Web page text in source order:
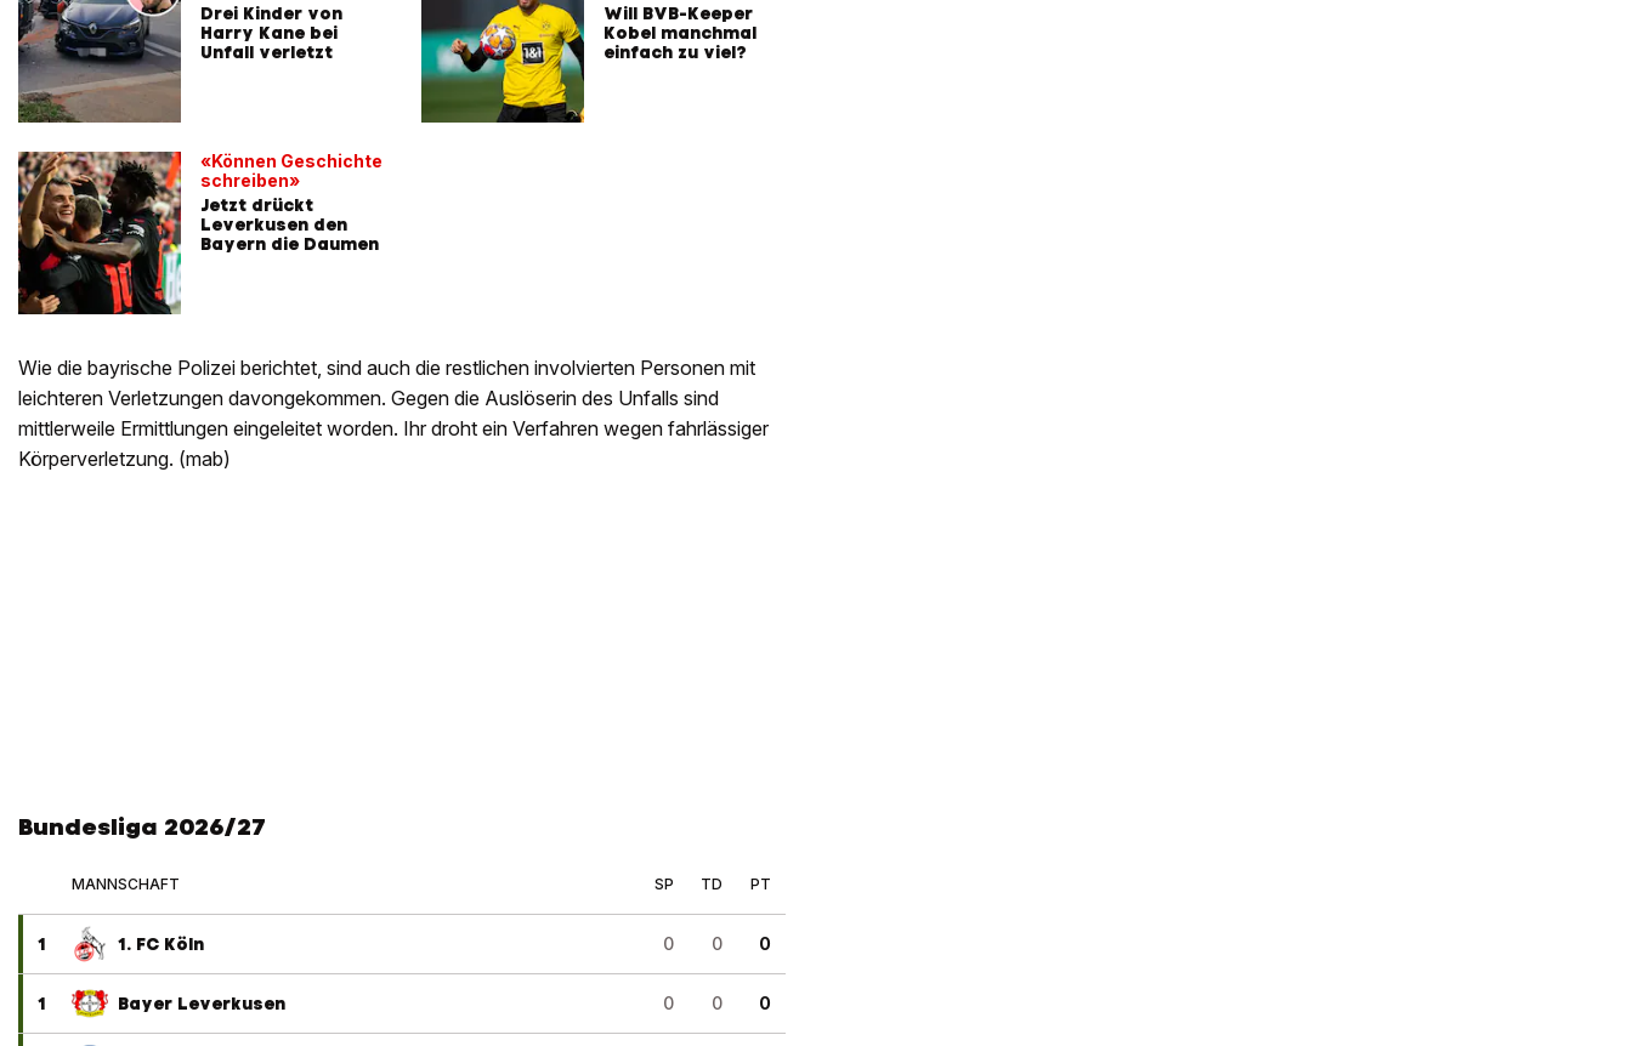
Drei Kinder von
Harry Kane bei
Unfall verletzt
«Können Geschichte
schreiben»
Jetzt drückt
Leverkusen den
Bayern die Daumen
Will BVB-Keeper
Kobel manchmal
einfach zu viel?
Wie die bayrische Polizei berichtet, sind auch die restlichen involvierten Personen mit
leichteren Verletzungen davongekommen. Gegen die Auslöserin des Unfalls sind
mittlerweile Ermittlungen eingeleitet worden. Ihr droht ein Verfahren wegen fahrlässiger
Körperverletzung. (mab)
Bundesliga 2026/27
MANNSCHAFT SP TD PT
1 1. FC Köln 0 0 0
1 Bayer Leverkusen 0 0 0